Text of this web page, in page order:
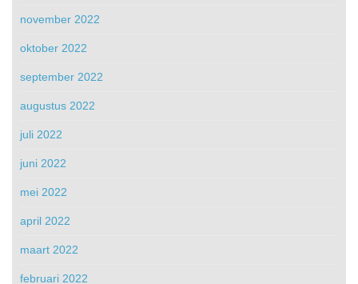
november 2022
oktober 2022
september 2022
augustus 2022
juli 2022
juni 2022
mei 2022
april 2022
maart 2022
februari 2022